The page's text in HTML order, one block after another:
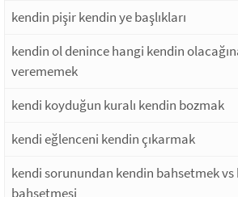
kendin pişir kendin ye başlıkları
kendin ol denince hangi kendin
verememek
kendi koyduğun kuralı kendin bozmak
kendi eğlenceni kendin çıkarmak
kendi sorunundan kendin bahsetmek vs
bahsetmesi